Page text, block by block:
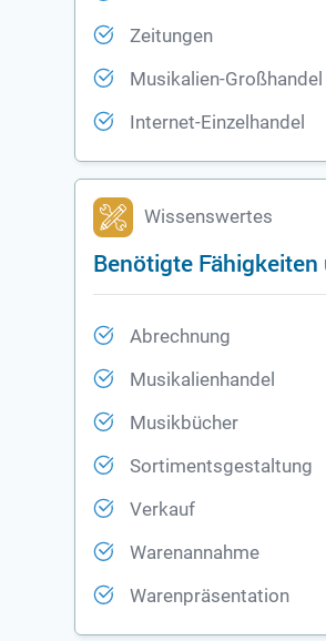
Zeitungen
Musikalien-Großhandel
Internet-Einzelhandel
Wissenswertes
Benötigte
Abrechnung
Musikalienhandel
Musikbücher
Sortimentsgestaltung
Verkauf
Warenannahme
Warenpräsentation